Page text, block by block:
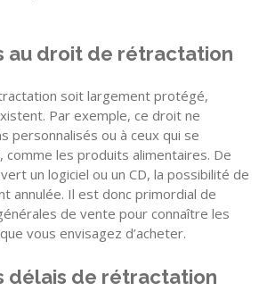
au droit de rétractation
soit largement protégé,
Par exemple, ce droit ne
personnalisés ou à ceux qui se
les produits alimentaires. De
un logiciel ou un CD, la possibilité de
annulée. Il est donc primordial de
de vente pour connaître les
vous envisagez d’acheter.
délais de rétractation